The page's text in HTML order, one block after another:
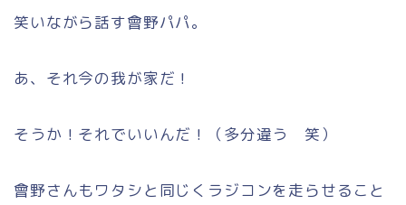
笑いながら話す會野パパ。
あ、それ今の我が家だ！
そうか！それでいいんだ！（多分違う 笑）
會野さんもワタシと同じくラジコンを走らせること